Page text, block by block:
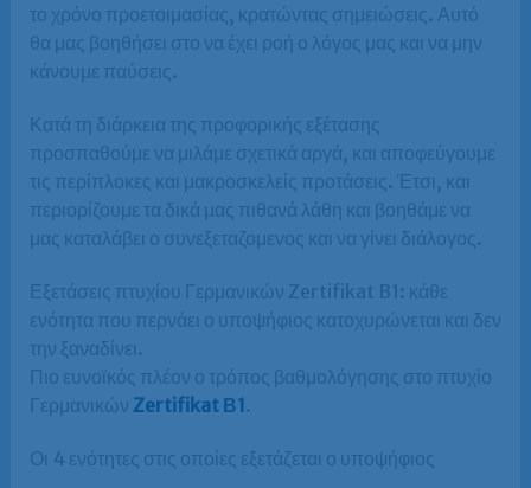
το χρόνο προετοιμασίας, κρατώντας σημειώσεις. Αυτό
θα μας βοηθήσει στο να έχει ροή ο λόγος μας και να μην
κάνουμε παύσεις.
Κατά τη διάρκεια της προφορικής εξέτασης
προσπαθούμε να μιλάμε σχετικά αργά, και αποφεύγουμε
τις περίπλοκες και μακροσκελείς προτάσεις. Έτσι, και
περιορίζουμε τα δικά μας πιθανά λάθη και βοηθάμε να
μας καταλάβει ο συνεξεταζομενος και να γίνει διάλογος.
Εξετάσεις πτυχίου Γερμανικών Zertifikat B1: κάθε
ενότητα που περνάει ο υποψήφιος κατοχυρώνεται και δεν
την ξαναδίνει.
Πιο ευνοϊκός πλέον ο τρόπος βαθμολόγησης στο πτυχίο
Γερμανικών Zertifikat Β1.
Οι 4 ενότητες στις οποίες εξετάζεται ο υποψήφιος